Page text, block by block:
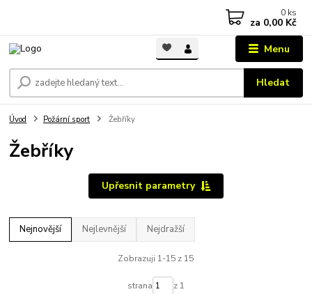
Menu
Hledat
0 ks
za 0,00 Kč
Úvod Požární sport Žebříky
Žebříky
Upřesnit parametry
Nejnovější Nejlevnější Nejdražší
Zobrazuji 1-15 z 15
strana z 1